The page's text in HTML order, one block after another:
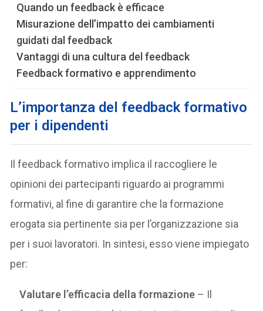
Quando un feedback è efficace
Misurazione dell’impatto dei cambiamenti
guidati dal feedback
Vantaggi di una cultura del feedback
Feedback formativo e apprendimento
L’importanza del feedback formativo
per i dipendenti
Il feedback formativo implica il raccogliere le
opinioni dei partecipanti riguardo ai programmi
formativi, al fine di garantire che la formazione
erogata sia pertinente sia per l’organizzazione sia
per i suoi lavoratori. In sintesi, esso viene impiegato
per:
Valutare l’efficacia della formazione – Il